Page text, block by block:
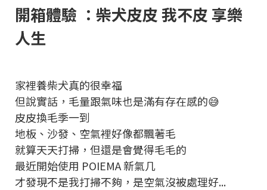
開箱體驗 ：柴犬皮皮 我不皮 享樂
人生
家裡養柴犬真的很幸福
但說實話，毛量跟氣味也是滿有存在感的😅
皮皮換毛季一到
地板、沙發、空氣裡好像都飄著毛
就算天天打掃，但還是會覺得毛毛的
最近開始使用 POIEMA 新氣几
才發現不是我打掃不夠，是空氣沒被處理好...